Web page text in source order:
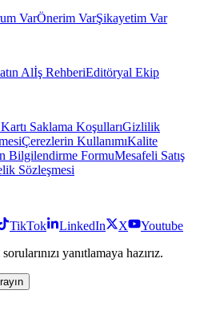
VarÖnerim VarŞikayetim Var
Alİş RehberiEditöryal Ekip
Saklama KoşullarıGizlilik
Çerezlerin KullanımıKalite
Bilgilendirme FormuMesafeli Satış
Sözleşmesi
TikTok LinkedIn X
Youtube
yanıtlamaya hazırız.